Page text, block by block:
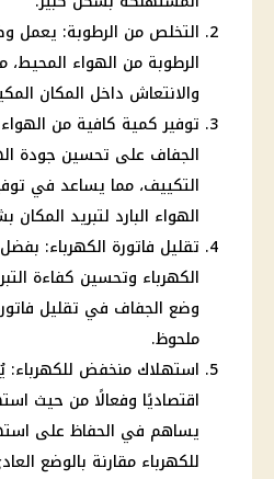
التخلص من الرطوبة: يعمل
الرطوبة من الهواء المحيط،
والانتعاش داخل المكان
توفير كمية كافية من
الجفاف على تحسين جودة
التكييف، مما يساعد في
الهواء البارد لتبريد
تقليل فاتورة الكهرباء:
الكهرباء وتحسين كفاءة
وضع الجفاف في تقليل
ملحوظ.
استهلاك منخفض للكهرباء:
اقتصاديًا وفعالًا من حيث
يساهم في الحفاظ على
للكهرباء مقارنة بالوضع